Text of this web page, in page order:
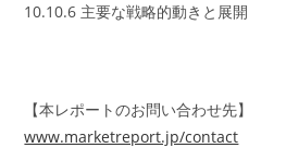
10.10.6 主要な戦略的動きと展開
【本レポートのお問い合わせ先】
www.marketreport.jp/contact